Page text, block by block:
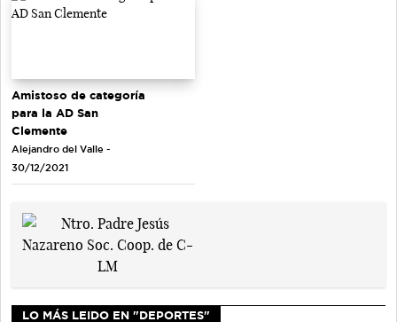
Amistoso de categoría
para la AD San
Clemente
Alejandro del Valle -
30/12/2021
LO MÁS LEIDO EN "DEPORTES"